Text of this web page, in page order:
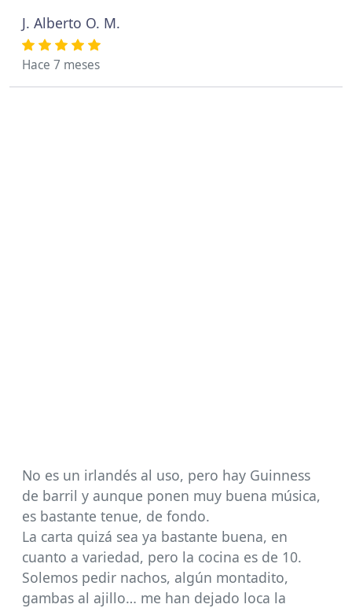
J. Alberto O. M.
Hace 7 meses
No es un irlandés al uso, pero hay Guinness
de barril y aunque ponen muy buena música,
es bastante tenue, de fondo.
La carta quizá sea ya bastante buena, en
cuanto a variedad, pero la cocina es de 10.
Solemos pedir nachos, algún montadito,
gambas al ajillo… me han dejado loca la